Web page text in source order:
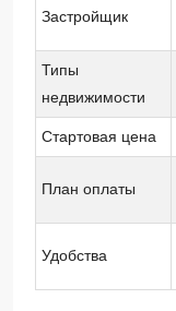
Застройщик
Типы
недвижимости
Стартовая цена
План оплаты
Удобства